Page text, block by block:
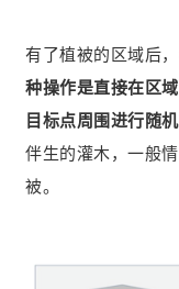
有了植被的区域后
种操作是直接在区
目标点周围进行随机
伴生的灌木，一般
被。